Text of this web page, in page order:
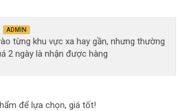
ADMIN
từng khu vực xa hay gần, nhưng thường
2 ngày là nhận được hàng
để lựa chọn, giá tốt!